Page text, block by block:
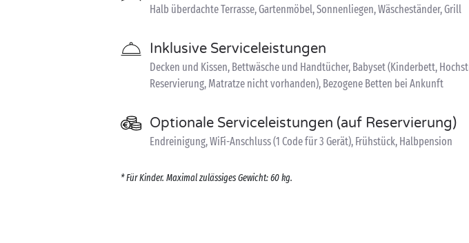
Halb überdachte Terrasse, Gartenmöbel, Sonnenliegen, Wäscheständer, Grill
Inklusive Serviceleistungen
Decken und Kissen, Bettwäsche und Handtücher, Babyset (Kinderbett,
Reservierung, Matratze nicht vorhanden), Bezogene Betten bei Ankunft
Optionale Serviceleistungen (auf Reservierung)
Endreinigung, WiFi-Anschluss (1 Code für 3 Gerät), Frühstück, Halbpension
* Für Kinder. Maximal zulässiges Gewicht: 60 kg.